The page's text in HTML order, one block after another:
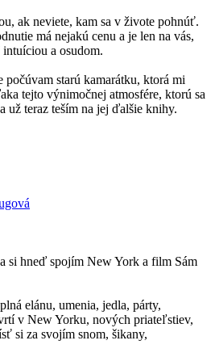
ak neviete, kam sa v živote pohnúť.
má nejakú cenu a je len na vás,
a osudom.
počúvam starú kamarátku, ktorá mi
tejto výnimočnej atmosfére, ktorú sa
už teraz teším na jej ďalšie knihy.
si hneď spojím New York a film Sám
elánu, umenia, jedla, párty,
v New Yorku, nových priateľstiev,
si za svojím snom, šikany,